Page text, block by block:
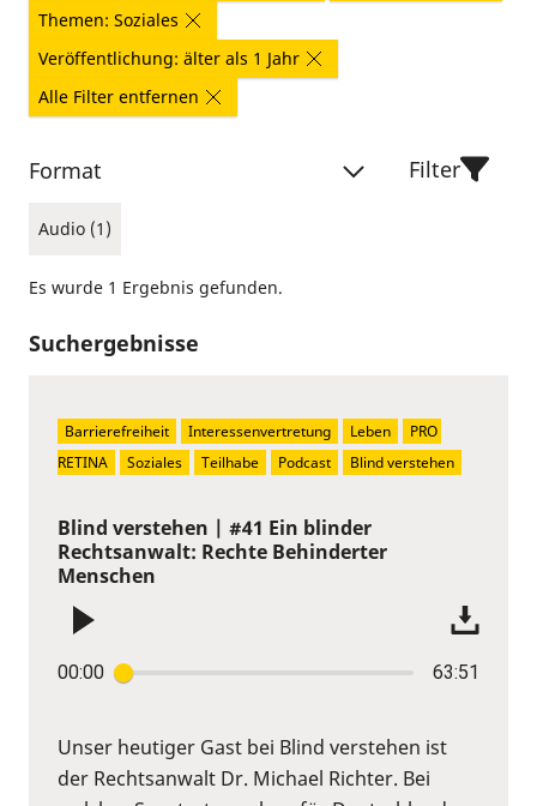
Themen: Soziales
Veröffentlichung: älter als 1 Jahr
Alle Filter entfernen
Format
Audio (1)
Filter
Es wurde 1 Ergebnis gefunden.
Suchergebnisse
Blind verstehen | #41 Ein blinder
Rechtsanwalt: Rechte Behinderter
Menschen
00:00 63:51
Unser heutiger Gast bei Blind verstehen ist
der Rechtsanwalt Dr. Michael Richter. Bei
Barrierefreiheit Interessenvertretung Leben
PRO
RETINA
Soziales Teilhabe Podcast Blind verstehen